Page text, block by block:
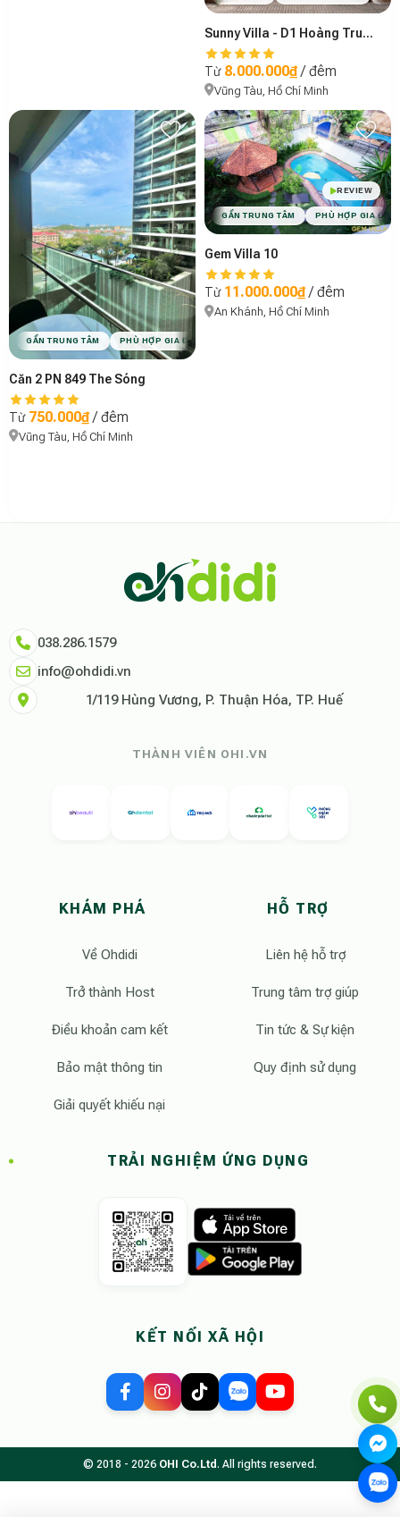
Sunny Villa - D1 Hoàng Trung Thông
Từ 8.000.000₫/ đêm
Vũng Tàu, Hồ Chí Minh
GẦN TRUNG TÂM PHÙ HỢP GIA ĐÌNH
Căn 2 PN 849 The Sóng
Từ 750.000₫/ đêm
Vũng Tàu, Hồ Chí Minh
REVIEW
GẦN TRUNG TÂM PHÙ HỢP GIA ĐÌNH
Gem Villa 10
Từ 11.000.000₫/ đêm
An Khánh, Hồ Chí Minh
"Tại Ohdidi, chúng tôi không chỉ cung cấp chỗ ở, chúng tôi cung
Tham khảo thêm tại:Ohdidi Facebook Official
038.286.1579
info@ohdidi.vn
1/119 Hùng Vương, P. Thuận Hóa, TP. Huế
THÀNH VIÊN OHI.VN
KHÁM PHÁ
Về Ohdidi
Trở thành Host
Điều khoản cam kết
Bảo mật thông tin
Giải quyết khiếu nại
HỖ TRỢ
Liên hệ hỗ trợ
Trung tâm trợ giúp
Tin tức & Sự kiện
Quy định sử dụng
TRẢI NGHIỆM ỨNG DỤNG
KẾT NỐI XÃ HỘI
© 2018 - 2026 OHI Co.Ltd. All rights reserved.